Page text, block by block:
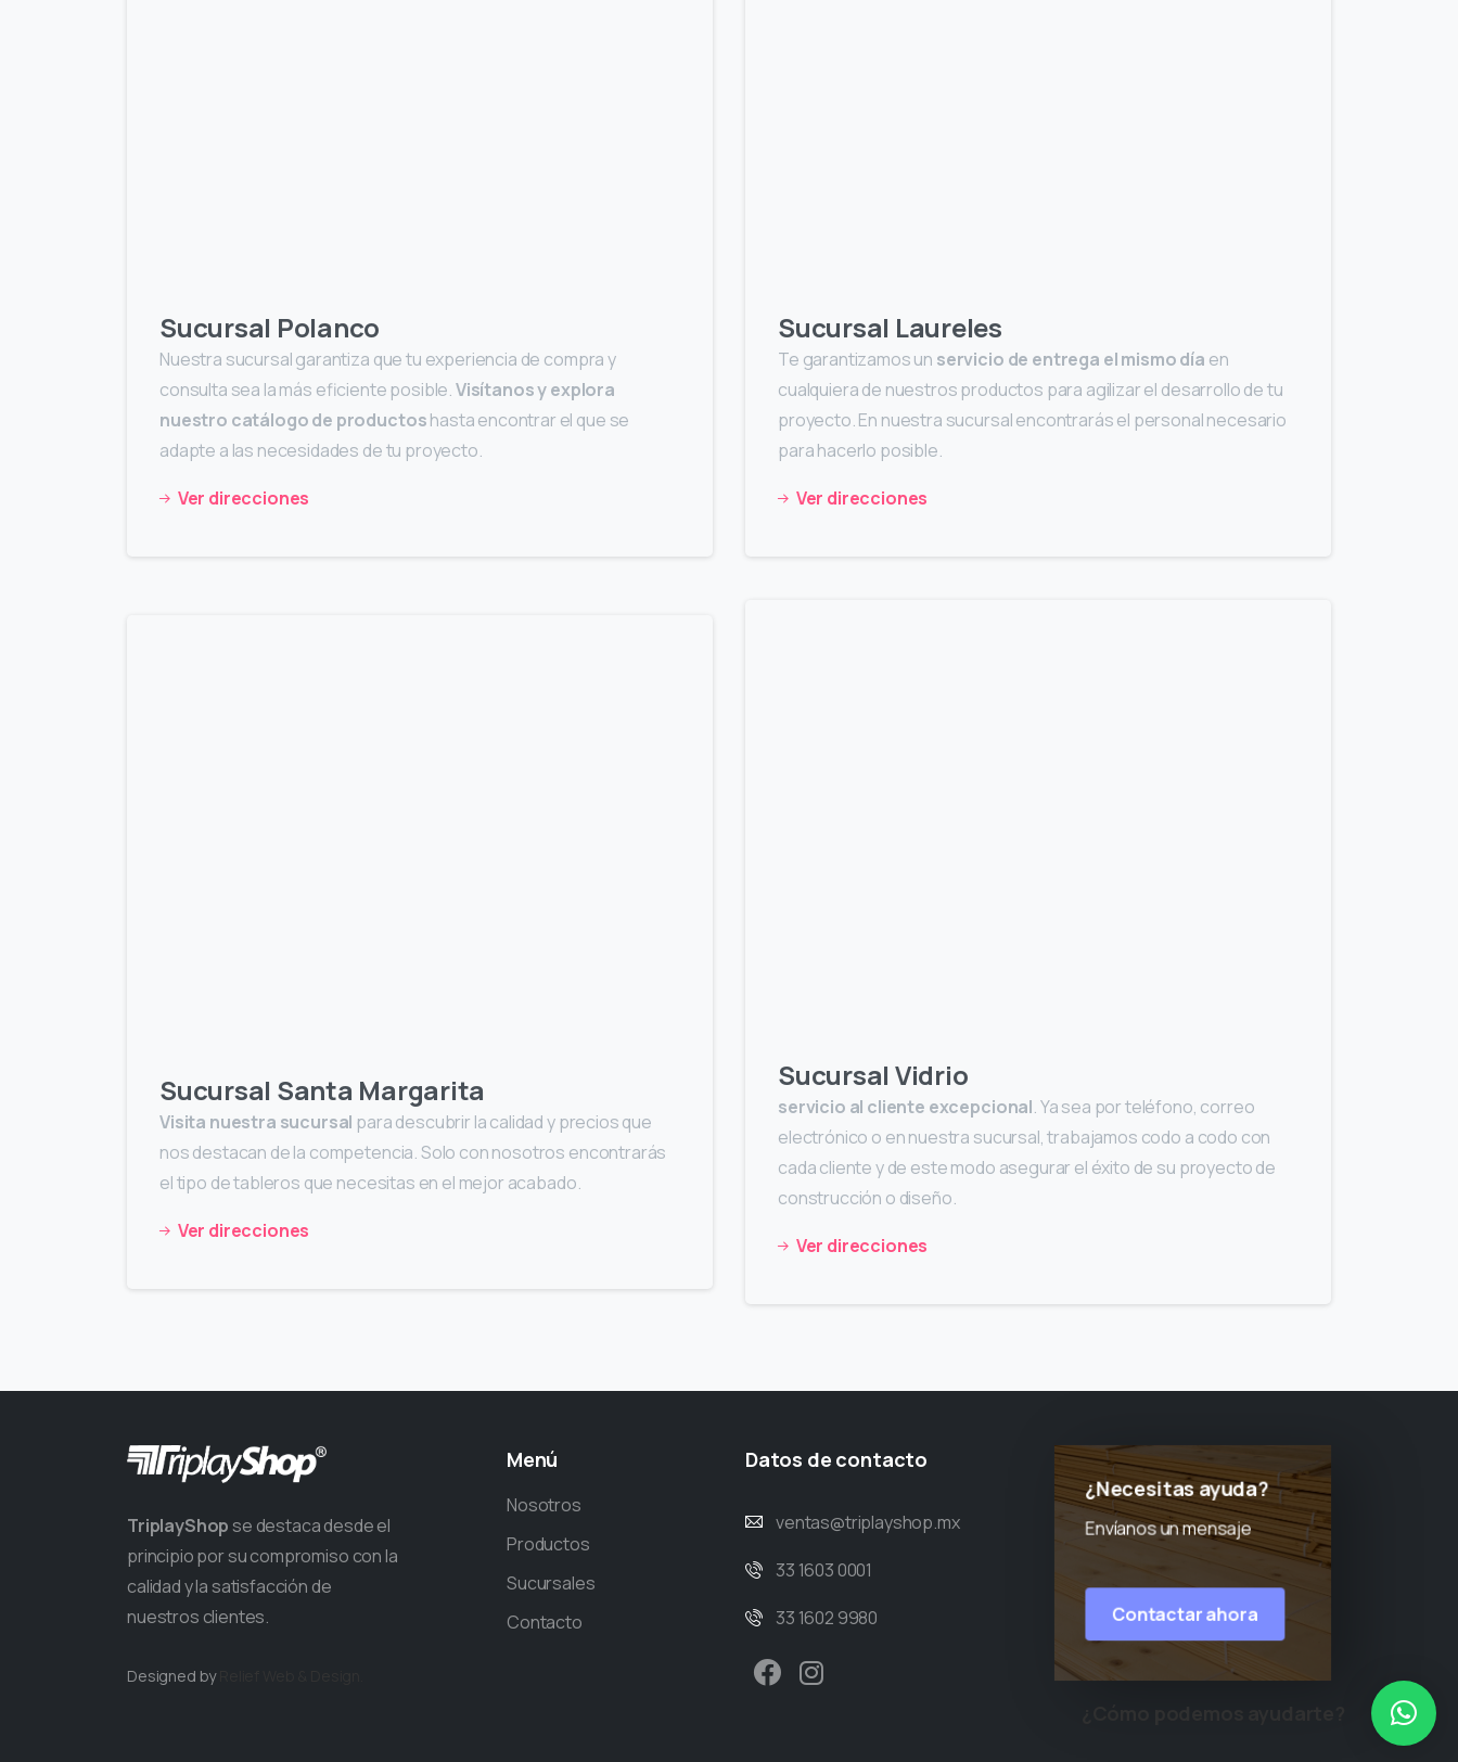
Sucursal Polanco
Nuestra sucursal garantiza que tu experiencia de compra y
consulta sea la más eficiente posible.Visítanos y explora
nuestro catálogo de productoshasta encontrar el que se
adapte a las necesidades de tu proyecto.
Ver direcciones
Sucursal Laureles
Te garantizamos un servicio de entrega el mismo día en
cualquiera de nuestros productos para agilizar el desarrollo de tu
proyecto. En nuestra sucursal encontrarás el personal necesario
para hacerlo posible.
Ver direcciones
Sucursal Santa Margarita
Visita nuestra sucursal para descubrir la calidad y precios que
nos destacan de la competencia. Solo con nosotros encontrarás
el tipo de tableros que necesitas en el mejor acabado.
Ver direcciones
Sucursal Vidrio
servicio al cliente excepcional. Ya sea por teléfono, correo
electrónico o en nuestra sucursal, trabajamos codo a codo con
cada cliente y de este modo asegurar el éxito de su proyecto de
construcción o diseño.
Ver direcciones
TriplayShop se destaca desde el
principio por su compromiso con la
calidad y la satisfacción de
nuestros clientes.
Designed by
Menú
Nosotros
Productos
Sucursales
Contacto
Datos de contacto
ventas@triplayshop.mx
33 1603 0001
33 1602 9980
¿Necesitas ayuda?
Envíanos un mensaje
Contactar ahora